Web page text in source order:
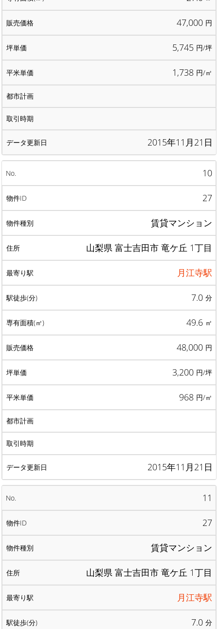
47,000 円
5,745 円/坪
1,738 円/㎡
2015年11月21日
10
27
賃貸マンション
山梨県 富士吉田市 竜ケ丘 1丁目
月江寺駅
7.0 分
49.6 ㎡
48,000 円
3,200 円/坪
968 円/㎡
2015年11月21日
11
27
賃貸マンション
山梨県 富士吉田市 竜ケ丘 1丁目
月江寺駅
7.0 分